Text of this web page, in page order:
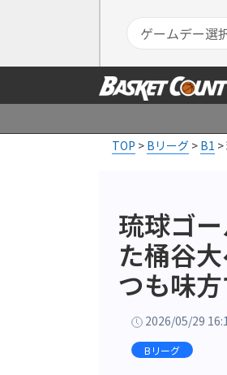
TOP > Bリーグ > B1 >
琉球ゴ
た桶谷
つも味
2026/05/29
Bリーグ